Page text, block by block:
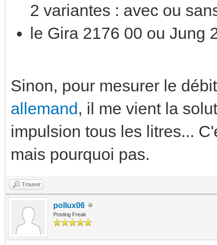
2 variantes : avec ou
le Gira 2176 00 ou Jung
Sinon, pour mesurer le
allemand, il me vient la
impulsion tous les litres...
mais pourquoi pas.
Trouver
pollux06
Posting Freak